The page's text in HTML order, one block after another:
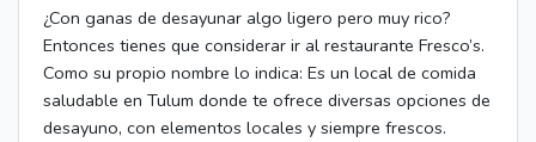
¿Con ganas de desayunar algo ligero pero muy rico?
Entonces tienes que considerar ir al restaurante Fresco’s.
Como su propio nombre lo indica: Es un local de comida
saludable en Tulum donde te ofrece diversas opciones de
desayuno, con elementos locales y siempre frescos.